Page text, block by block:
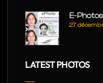
E-
27
LATEST PHOTOS